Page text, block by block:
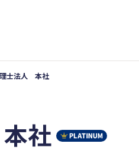
士法人 本社
社